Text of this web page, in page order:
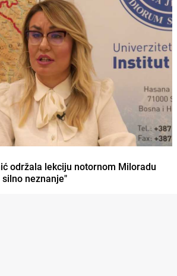
održala lekciju notornom Miloradu
neznanje"